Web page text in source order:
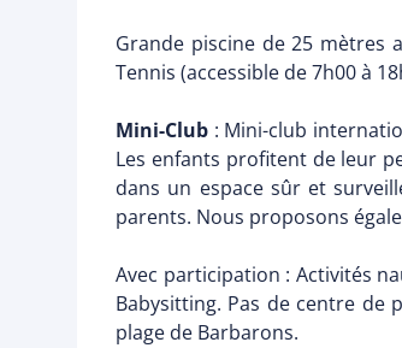
Grande piscine de 25 mètres
Tennis (accessible de 7h00 à
Mini-Club : Mini-club
Les enfants profitent de leur
dans un espace sûr et
parents. Nous proposons
Avec participation : Activités
Babysitting. Pas de centre de
plage de Barbarons.